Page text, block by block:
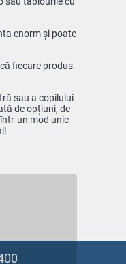
enorm și poate
fiecare produs
sau a copilului
de opțiuni, de
un mod unic